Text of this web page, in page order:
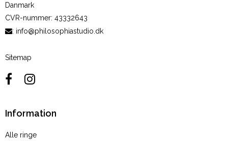
Danmark
CVR-nummer: 43332643
: info@philosophiastudio.dk
Sitemap
Information
Alle ringe